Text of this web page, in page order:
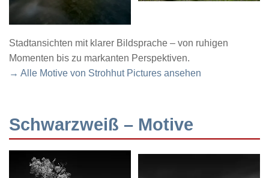
Stadtansichten mit klarer Bildsprache – von ruhigen
Momenten bis zu markanten Perspektiven.
→ Alle Motive von Strohhut Pictures ansehen
Schwarzweiß – Motive